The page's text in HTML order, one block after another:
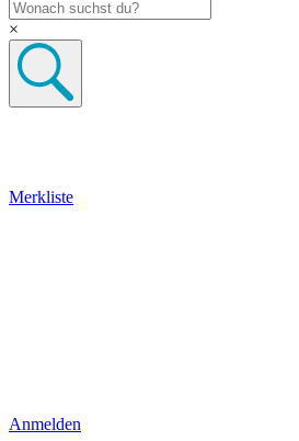
×
Merkliste
Anmelden